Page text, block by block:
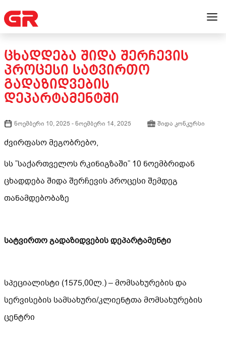
ᲪᲮᲐᲓᲓᲔᲑᲐ ᲨᲘᲓᲐ ᲨᲔᲠᲩᲔᲕᲘᲡ
ᲞᲠᲝᲪᲔᲡᲘ ᲡᲐᲢᲕᲘᲠᲗᲝ
ᲒᲐᲓᲐᲖᲘᲓᲕᲔᲑᲘᲡ
ᲓᲔᲞᲐᲠᲢᲐᲛᲔᲜᲢᲨᲘ
ნოემბერი 10, 2025 -ნოემბერი 14, 2025 შიდა კონკურსი
ძვირფასო მეგობრებო,
სს ”საქართველოს რკინიგზაში” 10 ნოემბრიდან
ცხადდება შიდა შერჩევის პროცესი შემდეგ
თანამდებობაზე
სატვირთო გადაზიდვების დეპარტამენტი
სპეციალისტი (1575,00ლ.) – მომსახურების და
სერვისების სამსახური/კლიენტთა მომსახურების
ცენტრი